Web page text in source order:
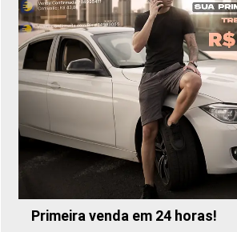
Primeira venda em 24 horas!